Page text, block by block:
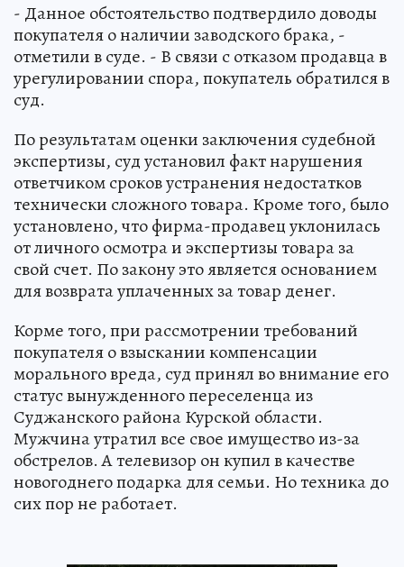
- Данное обстоятельство подтвердило доводы
покупателя о наличии заводского брака, -
отметили в суде. - В связи с отказом продавца в
урегулировании спора, покупатель обратился в
суд.
По результатам оценки заключения судебной
экспертизы, суд установил факт нарушения
ответчиком сроков устранения недостатков
технически сложного товара. Кроме того, было
установлено, что фирма-продавец уклонилась
от личного осмотра и экспертизы товара за
свой счет. По закону это является основанием
для возврата уплаченных за товар денег.
Корме того, при рассмотрении требований
покупателя о взыскании компенсации
морального вреда, суд принял во внимание его
статус вынужденного переселенца из
Суджанского района Курской области.
Мужчина утратил все свое имущество из-за
обстрелов. А телевизор он купил в качестве
новогоднего подарка для семьи. Но техника до
сих пор не работает.